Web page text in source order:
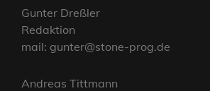
Gunter Dreßler
Redaktion
mail: gunter@stone-prog.de
Andreas Tittmann